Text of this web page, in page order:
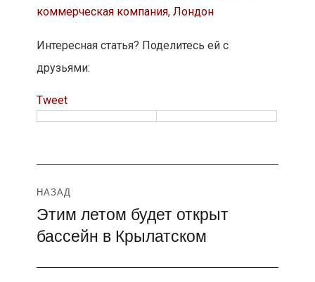
коммерческая компания, Лондон
Интересная статья? Поделитесь ей с
друзьями:
Tweet
Навигация
по
НАЗАД
Предыдущая
запись:
Этим летом будет открыт
бассейн в Крылатском